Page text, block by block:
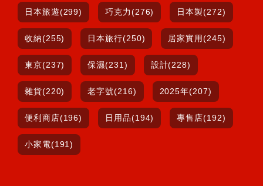
日本旅遊(299) 巧克力(276) 日本製(272)
收納(255) 日本旅行(250) 居家實用(245)
東京(237) 保濕(231) 設計(228)
雜貨(220) 老字號(216) 2025年(207)
便利商店(196) 日用品(194) 專售店(192)
小家電(191)